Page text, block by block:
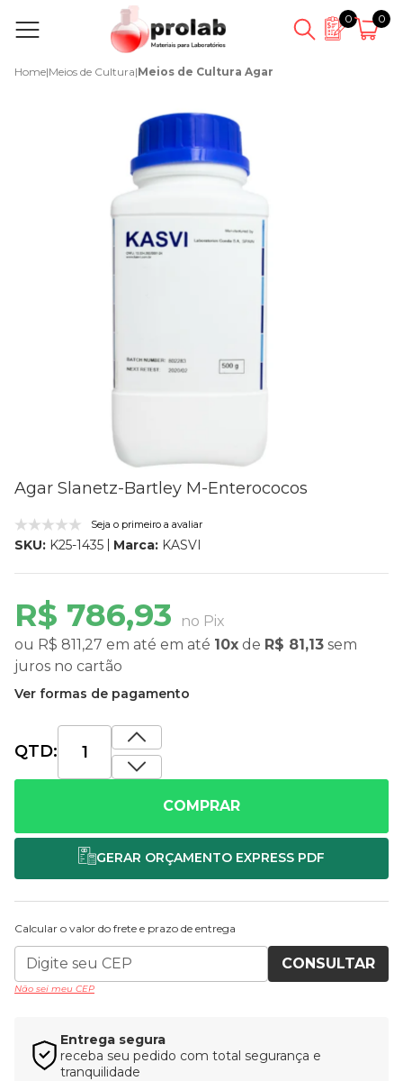
0 0
Home|Meios de Cultura|Meios de Cultura Agar
Agar Slanetz-Bartley M-Enterococos
Seja o primeiro a avaliar
SKU: K25-1435 Marca: KASVI
R$ 786,93
no Pix
ou R$ 811,27 em até em até 10x de R$ 81,13 sem
juros no cartão
Ver formas de pagamento
QTD:
COMPRAR
Calcular o valor do frete e prazo de entrega
CONSULTAR
Não sei meu CEP
Entrega segura
receba seu pedido com total segurança e
tranquilidade